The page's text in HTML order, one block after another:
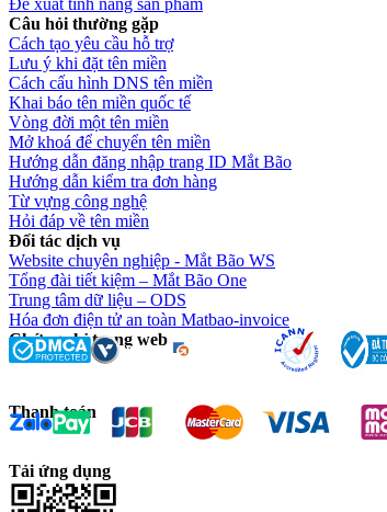
Câu hỏi thường gặp
Cách tạo yêu cầu hỗ trợ
Lưu ý khi đặt tên miền
Cách cấu hình DNS tên miền
Khai báo tên miền quốc tế
Vòng đời một tên miền
Mở khoá để chuyển tên miền
Hướng dẫn đăng nhập trang ID Mắt Bão
Hướng dẫn kiểm tra đơn hàng
Từ vựng công nghệ
Hỏi đáp về tên miền
Đối tác dịch vụ
Website chuyên nghiệp - Mắt Bão WS
Tổng đài tiết kiệm – Mắt Bão One
Trung tâm dữ liệu – ODS
Hóa đơn điện tử an toàn Matbao-invoice
Chứng chỉ trang web
Thanh toán
Tải ứng dụng